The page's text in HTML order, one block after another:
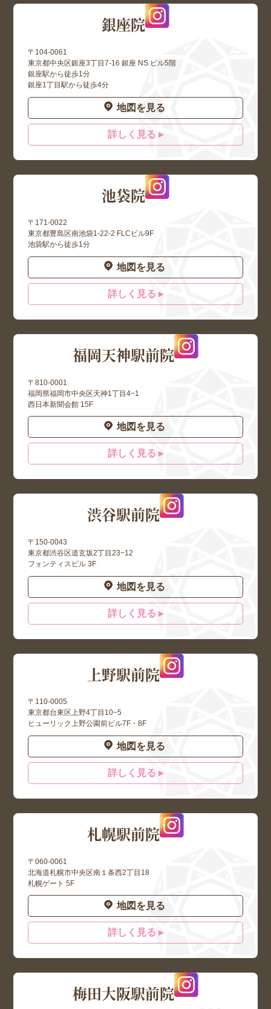
銀座院
〒104-0061
東京都中央区銀座3丁目7-16 銀座 NS ビル5階
銀座駅から徒歩1分
銀座1丁目駅から徒歩4分
地図を見る
詳しく見る ▸
池袋院
〒171-0022
東京都豊島区南池袋1-22-2 FLCビル9F
池袋駅から徒歩1分
地図を見る
詳しく見る ▸
福岡天神駅前院
〒810-0001
福岡県福岡市中央区天神1丁目4−1
西日本新聞会館 15F
地図を見る
詳しく見る ▸
渋谷駅前院
〒150-0043
東京都渋谷区道玄坂2丁目23−12
フォンティスビル 3F
地図を見る
詳しく見る ▸
上野駅前院
〒110-0005
東京都台東区上野4丁目10−5
ヒューリック上野公園前ビル7F・8F
地図を見る
詳しく見る ▸
札幌駅前院
〒060-0061
北海道札幌市中央区南１条西2丁目18
札幌ゲート 5F
地図を見る
詳しく見る ▸
梅田大阪駅前院